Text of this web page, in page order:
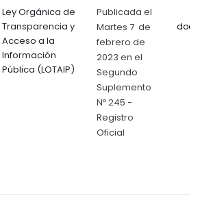
Ley Orgánica de
Transparencia y
Acceso a la
Información
Pública (LOTAIP)
Publicada el
Martes 7 de
febrero de
2023 en el
Segundo
Suplemento
Nº 245 -
Registro
Oficial